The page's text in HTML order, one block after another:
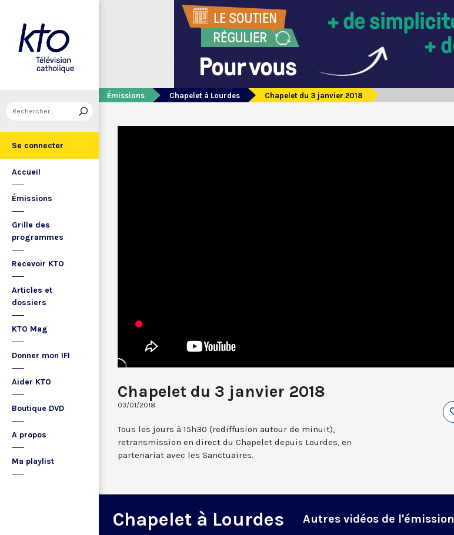
Se connecter
Accueil
Émissions
Grille des
programmes
Recevoir KTO
Articles et
dossiers
KTO Mag
Donner mon IFI
Aider KTO
Boutique DVD
A propos
Ma playlist
Émissions Chapelet à Lourdes Chapelet du 3 janvier 2018
Chapelet du 3 janvier 2018
03/01/2018
Tous les jours à 15h30 (rediffusion autour de minuit),
retransmission en direct du Chapelet depuis Lourdes, en
partenariat avec les Sanctuaires.
Chapelet à Lourdes Autres vidéos de l'émission